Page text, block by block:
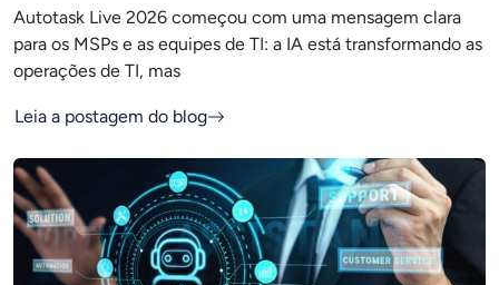
Autotask Live 2026 começou com uma mensagem clara
para os MSPs e as equipes de TI: a IA está transformando as
operações de TI, mas
Leia a postagem do blog